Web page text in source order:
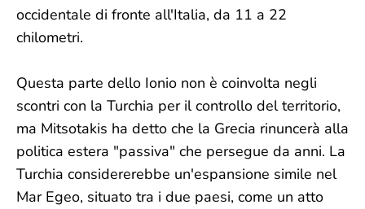
occidentale di fronte all'Italia, da 11 a 22
chilometri.
Questa parte dello Ionio non è coinvolta negli
scontri con la Turchia per il controllo del territorio,
ma Mitsotakis ha detto che la Grecia rinuncerà alla
politica estera "passiva" che persegue da anni. La
Turchia considererebbe un'espansione simile nel
Mar Egeo, situato tra i due paesi, come un atto